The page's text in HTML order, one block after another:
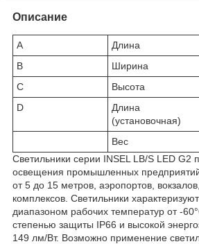
Описание
A Длина
B
Ширина
C
Высота
D
Длина
(установочная)
Вес
Светильники серии INSEL LB/S LED G2
освещения промышленных
от 5 до 15 метров, аэропортов,
комплексов. Светильники
диапазоном рабочих температур от -
степенью защиты IP66 и высокой
149 лм/Вт. Возможно применение